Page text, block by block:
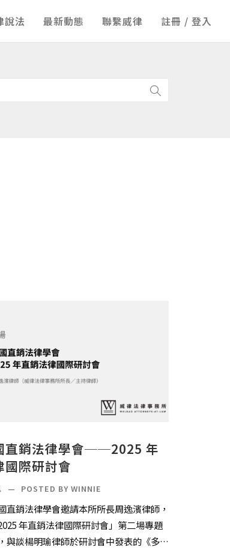
說法 最新動態 聯繫威律 註冊 / 登入
直銷法律學會──2025 年
國際研討會
— POSTED BY WINNIE
直銷法律學會邀請本所所長周逸濱律師，
年直銷法律國際研討會」第二場專題
與談楊明瑜律師於研討會中發表的《多層